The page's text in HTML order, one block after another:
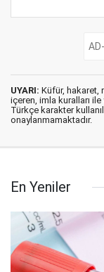
UYARI: Küfür, hakaret,
içeren, imla kuralları ile
Türkçe karakter
onaylanmamaktadır.
En Yeniler